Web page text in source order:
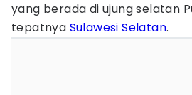
yang berada di ujung selatan
tepatnya Sulawesi Selatan.